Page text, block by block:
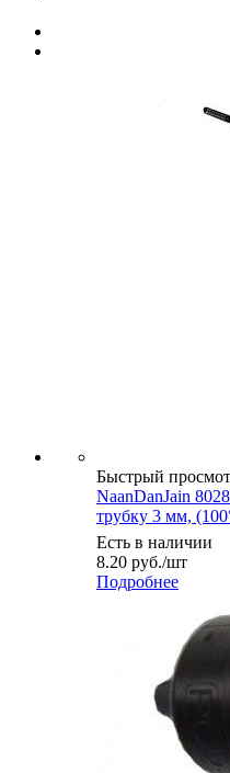
Быстрый
NaanDanJain
трубку 3 мм,
Есть в наличии
8.20 руб./шт
Подробнее